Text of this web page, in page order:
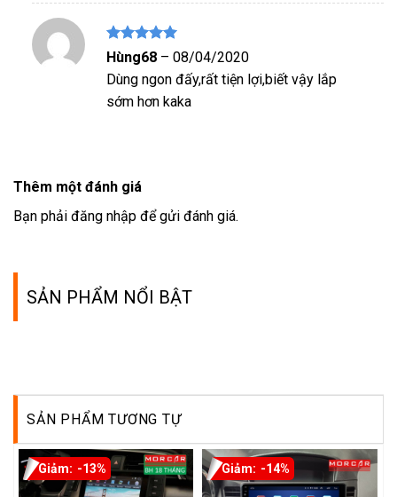
Được xếp
hạng
sao
Hùng68 – 08/04/2020
Dùng ngon đấy,rất tiện lợi,biết vậy lắp
sớm hơn kaka
Thêm một đánh giá
Bạn phải đăng nhập để gửi đánh giá.
SẢN PHẨM NỔI BẬT
SẢN PHẨM TƯƠNG TỰ
-13% -14%